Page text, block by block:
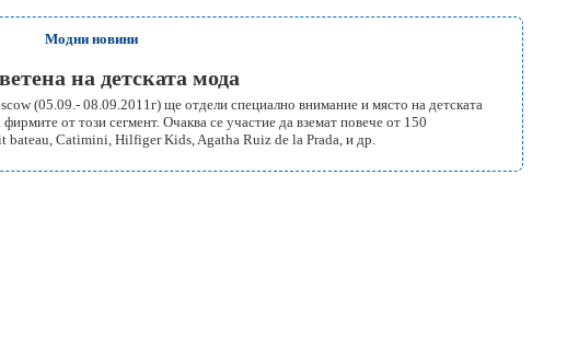
Модни новини
на детската мода
(05.09.- 08.09.2011г) ще отдели специално внимание и място на детската
от този сегмент. Очаква се участие да вземат повече от 150
Catimini, Hilfiger Kids, Agatha Ruiz de la Prada, и др.